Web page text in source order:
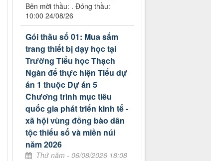
Bên mời thầu: . Đóng thầu:
10:00 24/08/26
Gói thầu số 01: Mua sắm
trang thiết bị dạy học tại
Trường Tiểu học Thạch
Ngàn để thực hiện Tiểu dự
án 1 thuộc Dự án 5
Chương trình mục tiêu
quốc gia phát triển kinh tế -
xã hội vùng đồng bào dân
tộc thiểu số và miền núi
năm 2026
Thứ năm - 06/08/2026 18:08